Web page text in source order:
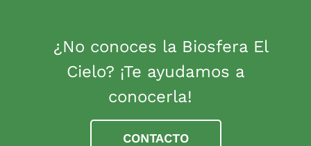
¿No conoces la Biosfera El
Cielo? ¡Te ayudamos a
conocerla!
CONTACTO